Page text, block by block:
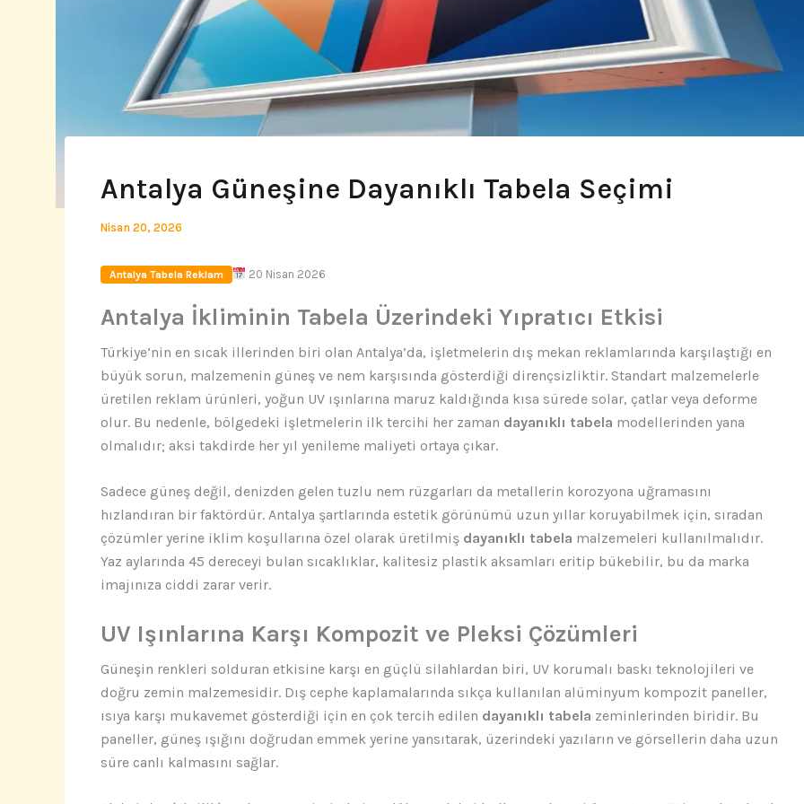
Antalya Güneşine Dayanıklı Tabela Seçimi
Nisan 20, 2026
Antalya Tabela Reklam 20 Nisan 2026
Antalya İkliminin Tabela Üzerindeki Yıpratıcı Etkisi
Türkiye’nin en sıcak illerinden biri olan Antalya’da, işletmelerin dış mekan reklamlarında karşılaştığı en
büyük sorun, malzemenin güneş ve nem karşısında gösterdiği dirençsizliktir. Standart malzemelerle
üretilen reklam ürünleri, yoğun UV ışınlarına maruz kaldığında kısa sürede solar, çatlar veya deforme
olur. Bu nedenle, bölgedeki işletmelerin ilk tercihi her zaman dayanıklı tabela modellerinden yana
olmalıdır; aksi takdirde her yıl yenileme maliyeti ortaya çıkar.
Sadece güneş değil, denizden gelen tuzlu nem rüzgarları da metallerin korozyona uğramasını
hızlandıran bir faktördür. Antalya şartlarında estetik görünümü uzun yıllar koruyabilmek için, sıradan
çözümler yerine iklim koşullarına özel olarak üretilmiş dayanıklı tabela malzemeleri kullanılmalıdır.
Yaz aylarında 45 dereceyi bulan sıcaklıklar, kalitesiz plastik aksamları eritip bükebilir, bu da marka
imajınıza ciddi zarar verir.
UV Işınlarına Karşı Kompozit ve Pleksi Çözümleri
Güneşin renkleri solduran etkisine karşı en güçlü silahlardan biri, UV korumalı baskı teknolojileri ve
doğru zemin malzemesidir. Dış cephe kaplamalarında sıkça kullanılan alüminyum kompozit paneller,
ısıya karşı mukavemet gösterdiği için en çok tercih edilen dayanıklı tabela zeminlerinden biridir. Bu
paneller, güneş ışığını doğrudan emmek yerine yansıtarak, üzerindeki yazıların ve görsellerin daha uzun
süre canlı kalmasını sağlar.